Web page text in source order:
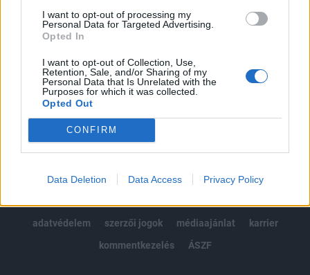
I want to opt-out of processing my
Personal Data for Targeted Advertising.
Opted In
I want to opt-out of Collection, Use,
Retention, Sale, and/or Sharing of my
Personal Data that Is Unrelated with the
Purposes for which it was collected.
Opted Out
CONFIRM
Data Deletion Data Access Privacy Policy
Előfizetés
MÁR ELŐFIZETŐNK VAGY?BEJELENTKEZÉS
© 2026 Portfolio
adatvédelem
szerzői jogok médiaajánlat
karrier
kommentkezelés
ÁSZF